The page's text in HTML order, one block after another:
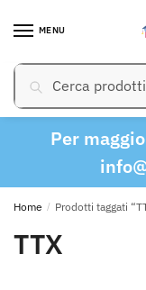
MENU
Cerca:Cerca
Per
Home / Prodotti taggati
TTX